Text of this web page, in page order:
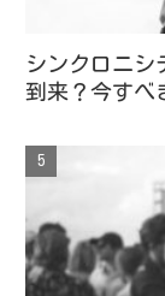
シンクロニシ
到来？今すべ